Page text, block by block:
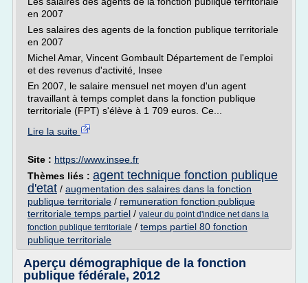
en 2007
Les salaires des agents de la fonction publique territoriale
en 2007
Michel Amar, Vincent Gombault Département de l'emploi
et des revenus d'activité, Insee
En 2007, le salaire mensuel net moyen d'un agent
travaillant à temps complet dans la fonction publique
territoriale (FPT) s'élève à 1 709 euros. Ce...
Lire la suite
Site : https://www.insee.fr
Thèmes liés : agent technique fonction publique
d'etat / augmentation des salaires dans la fonction
publique territoriale / remuneration fonction publique
territoriale temps partiel / valeur du point d'indice net dans la
fonction publique territoriale / temps partiel 80 fonction
publique territoriale
Aperçu démographique de la fonction
publique fédérale, 2012